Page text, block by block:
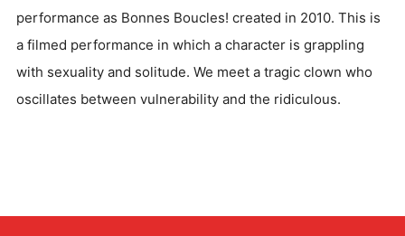
performance as Bonnes Boucles! created in 2010. This is
a filmed performance in which a character is grappling
with sexuality and solitude. We meet a tragic clown who
oscillates between vulnerability and the ridiculous.